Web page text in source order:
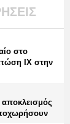
στο
ΙΧ στην